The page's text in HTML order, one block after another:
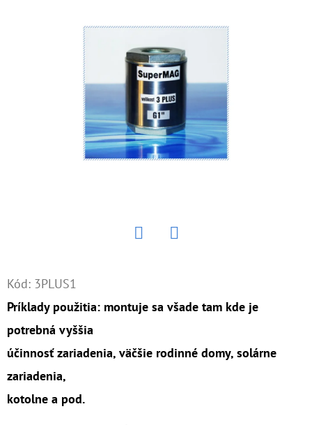
Kód: 3PLUS1
Príklady použitia: montuje sa všade tam kde je
potrebná vyššia
účinnosť zariadenia, väčšie rodinné domy, solárne
zariadenia,
kotolne a pod.
O
D
P
O